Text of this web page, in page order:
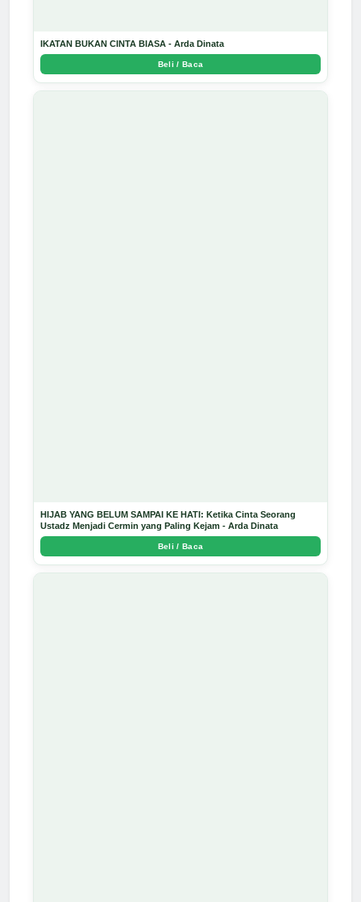
IKATAN BUKAN CINTA BIASA - Arda Dinata
Beli / Baca
HIJAB YANG BELUM SAMPAI KE HATI: Ketika Cinta Seorang
Ustadz Menjadi Cermin yang Paling Kejam - Arda Dinata
Beli / Baca